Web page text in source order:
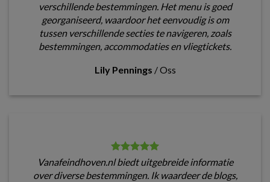
verschillende bestemmingen. Het menu is goed
georganiseerd, waardoor het eenvoudig is om
tussen verschillende secties te navigeren, zoals
bestemmingen, accommodaties en vliegtickets.
Lily Pennings /Oss
Vanafeindhoven.nl biedt uitgebreide informatie
over diverse bestemmingen. Ik waardeer de blogs,